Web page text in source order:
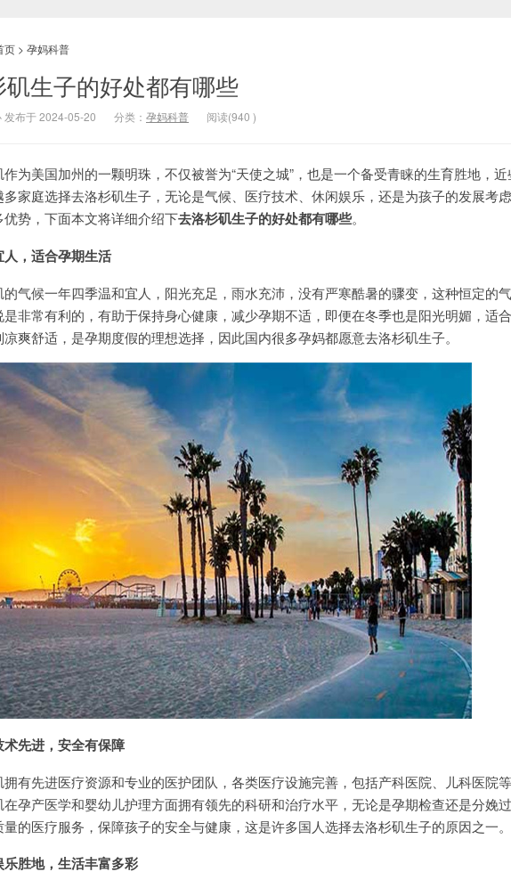
页 > 孕妈科普
生子的好处都有哪些
发布于 2024-05-20 分类： 孕妈科普 阅读(940 )
美国加州的一颗明珠，不仅被誉为“天使之城”，也是一个备受青睐的生育胜地，近
多家庭选择去洛杉矶生子，无论是气候、医疗技术、休闲娱乐，还是为孩子的发展考
势，下面本文将详细介绍下去洛杉矶生子的好处都有哪些。
，适合孕期生活
候一年四季温和宜人，阳光充足，雨水充沛，没有严寒酷暑的骤变，这种恒定的
是非常有利的，有助于保持身心健康，减少孕期不适，即便在冬季也是阳光明媚，适
爽舒适，是孕期度假的理想选择，因此国内很多孕妈都愿意去洛杉矶生子。
术先进，安全有保障
先进医疗资源和专业的医护团队，各类医疗设施完善，包括产科医院、儿科医院
在孕产医学和婴幼儿护理方面拥有领先的科研和治疗水平，无论是孕期检查还是分娩
的医疗服务，保障孩子的安全与健康，这是许多国人选择去洛杉矶生子的原因之一。
胜地，生活丰富多彩